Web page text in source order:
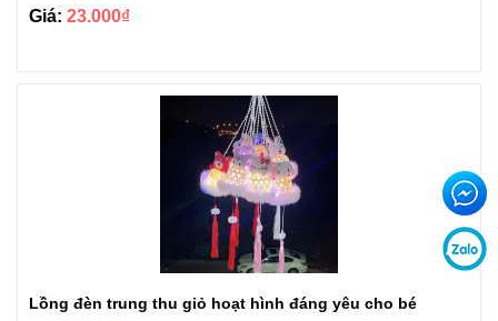
Giá: 23.000₫
Lồng đèn trung thu giỏ hoạt hình đáng yêu cho bé